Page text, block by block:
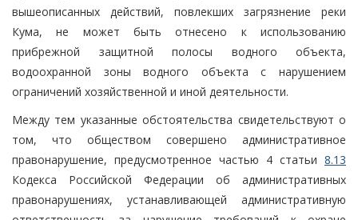
вышеописанных действий, повлекших загрязнение реки
Кума, не может быть отнесено к использованию
прибрежной защитной полосы водного объекта,
водоохранной зоны водного объекта с нарушением
ограничений хозяйственной и иной деятельности.
Между тем указанные обстоятельства свидетельствуют о
том, что обществом совершено административное
правонарушение, предусмотренное частью 4 статьи 8.13
Кодекса Российской Федерации об административных
правонарушениях, устанавливающей административную